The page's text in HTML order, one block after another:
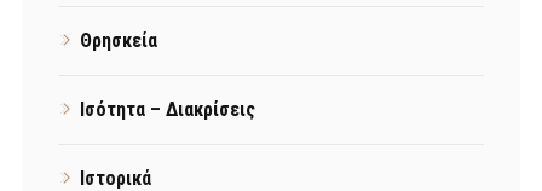
Θρησκεία
Ισότητα – Διακρίσεις
Ιστορικά